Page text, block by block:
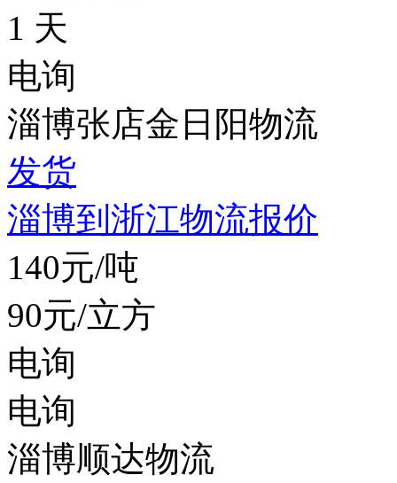
1 天
电询
淄博张店金日阳物流
发货
淄博到浙江物流报价
140元/吨
90元/立方
电询
电询
淄博顺达物流